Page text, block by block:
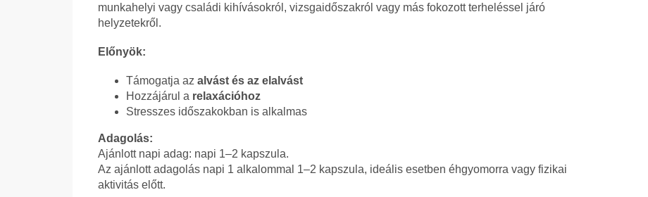
munkahelyi vagy családi kihívásokról, vizsgaidőszakról vagy más fokozott terheléssel járó
helyzetekről.
Előnyök:
Támogatja az alvást és az elalvást
Hozzájárul a relaxációhoz
Stresszes időszakokban is alkalmas
Adagolás:
Ajánlott napi adag: napi 1–2 kapszula.
Az ajánlott adagolás napi 1 alkalommal 1–2 kapszula, ideális esetben éhgyomorra vagy fizikai
aktivitás előtt.